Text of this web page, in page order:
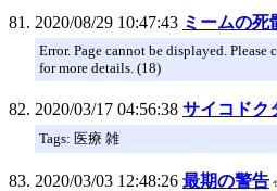
2020/08/29 10:47:43 ミームの死
Error. Page cannot be displayed.
for more details. (18)
2020/03/17 04:56:38 サイコドク
Tags: 医療 雑
2020/03/03 12:48:26 最期の警告